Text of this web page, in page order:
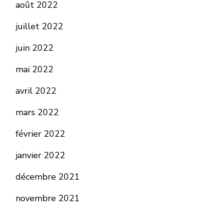
août 2022
juillet 2022
juin 2022
mai 2022
avril 2022
mars 2022
février 2022
janvier 2022
décembre 2021
novembre 2021